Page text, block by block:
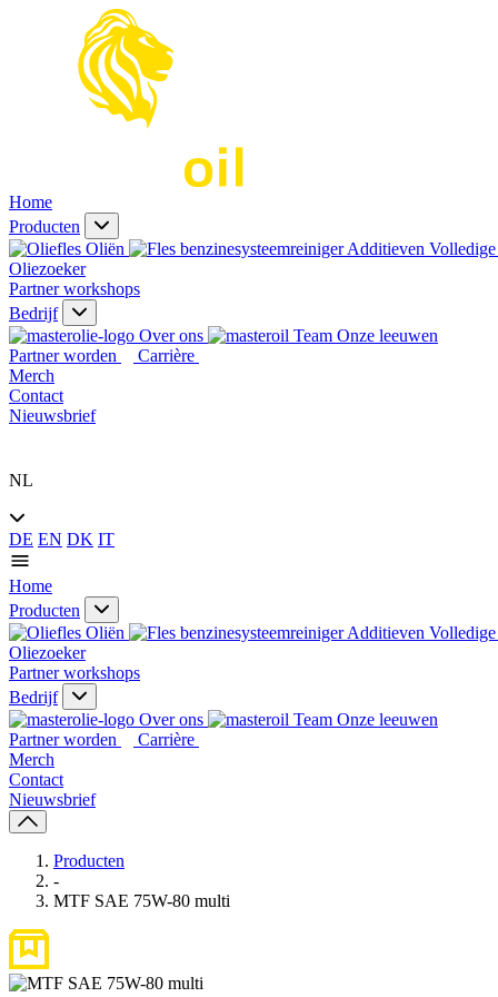
Home
Producten
Oliën
Additieven
Oliezoeker
Partner workshops
Bedrijf
Over ons
Onze leeuwen
Partner worden
Carrière
Merch
Contact
Nieuwsbrief
NL
DE EN DK IT
Home
Producten
Oliën
Additieven
Oliezoeker
Partner workshops
Bedrijf
Over ons
Onze leeuwen
Partner worden
Carrière
Merch
Contact
Nieuwsbrief
Producten
-
MTF SAE 75W-80 multi